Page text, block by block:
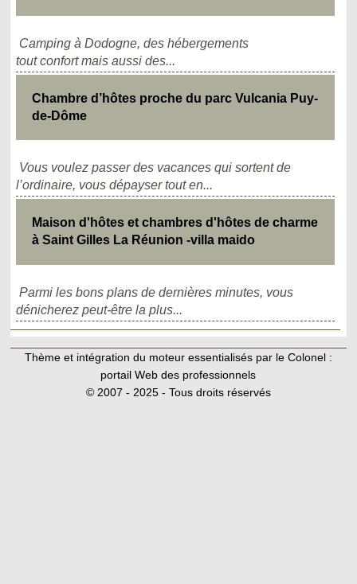
Camping à Dodogne, des hébergements
tout confort mais aussi des...
Chambre d’hôtes proche du parc Vulcania Puy-
de-Dôme
Vous voulez passer des vacances qui sortent de
l’ordinaire, vous dépayser tout en...
Maison d'hôtes et chambres d'hôtes de charme
à Saint Gilles La Réunion -villa maido
Parmi les bons plans de dernières minutes, vous
dénicherez peut-être la plus...
Thème et intégration du moteur essentialisés par le Colonel :
portail Web des professionnels
© 2007 - 2025 - Tous droits réservés